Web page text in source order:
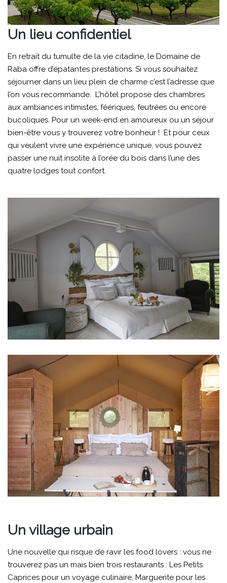
Un lieu confidentiel
En retrait du tumulte de la vie citadine, le Domaine de
Raba offre d’épatantes prestations. Si vous souhaitez
séjourner dans un lieu plein de charme c’est l’adresse que
l’on vous recommande. L’hôtel propose des chambres
aux ambiances intimistes, féériques, feutrées ou encore
bucoliques. Pour un week-end en amoureux ou un séjour
bien-être vous y trouverez votre bonheur ! Et pour ceux
qui veulent vivre une expérience unique, vous pouvez
passer une nuit insolite à l’orée du bois dans l’une des
quatre lodges tout confort.
Un village urbain
Une nouvelle qui risque de ravir les food lovers : vous ne
trouverez pas un mais bien trois restaurants : Les Petits
Caprices pour un voyage culinaire, Marguerite pour les